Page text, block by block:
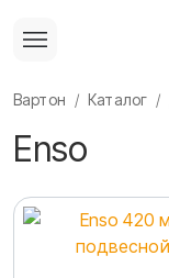
Вартон Каталог
Enso